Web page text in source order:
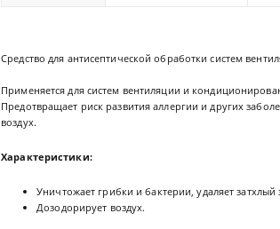
Средство для антисептической обработки систем
Применяется для систем вентиляции и
Предотвращает риск развития аллергии и других
воздух.
Характеристики:
Уничтожает грибки и бактерии, удаляет затхлый
Дозодорирует воздух.